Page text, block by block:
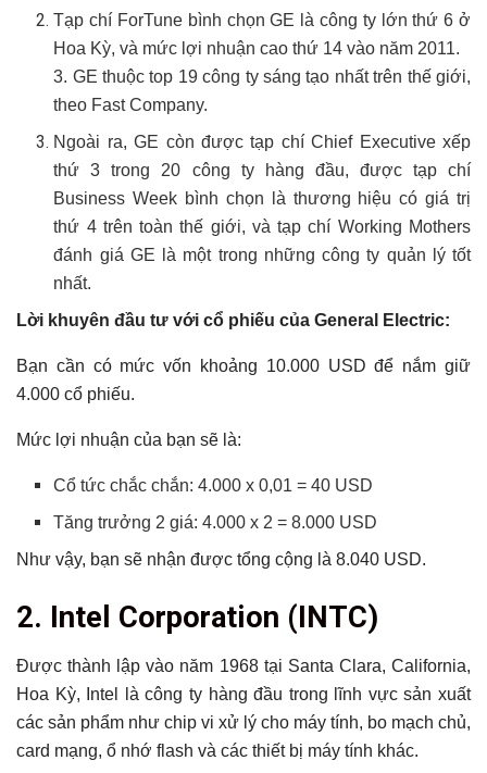
Tạp chí ForTune bình chọn GE là công ty lớn thứ 6 ở
Hoa Kỳ, và mức lợi nhuận cao thứ 14 vào năm 2011.
3. GE thuộc top 19 công ty sáng tạo nhất trên thế giới,
theo Fast Company.
Ngoài ra, GE còn được tạp chí Chief Executive xếp
thứ 3 trong 20 công ty hàng đầu, được tạp chí
Business Week bình chọn là thương hiệu có giá trị
thứ 4 trên toàn thế giới, và tạp chí Working Mothers
đánh giá GE là một trong những công ty quản lý tốt
nhất.
Lời khuyên đầu tư với cổ phiếu của General Electric:
Bạn cần có mức vốn khoảng 10.000 USD để nắm giữ
4.000 cổ phiếu.
Mức lợi nhuận của bạn sẽ là:
Cổ tức chắc chắn: 4.000 x 0,01 = 40 USD
Tăng trưởng 2 giá: 4.000 x 2 = 8.000 USD
Như vậy, bạn sẽ nhận được tổng cộng là 8.040 USD.
2. Intel Corporation ( INTC)
Được thành lập vào năm 1968 tại Santa Clara, California,
Hoa Kỳ, Intel là công ty hàng đầu trong lĩnh vực sản xuất
các sản phẩm như chip vi xử lý cho máy tính, bo mạch chủ,
card mạng, ổ nhớ flash và các thiết bị máy tính khác.